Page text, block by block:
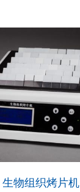
生物组织烤片机